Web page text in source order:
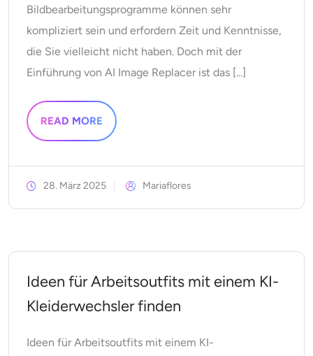
Bildbearbeitungsprogramme können sehr
kompliziert sein und erfordern Zeit und Kenntnisse,
die Sie vielleicht nicht haben. Doch mit der
Einführung von AI Image Replacer ist das [...]
READ MORE
28. März 2025 Mariaflores
Ideen für Arbeitsoutfits mit einem KI-
Kleiderwechsler finden
Ideen für Arbeitsoutfits mit einem KI-